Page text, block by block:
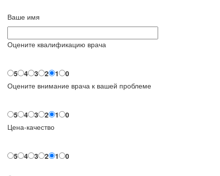
Ваше имя
Оцените квалификацию врача
5 4 3 2 1
0
Оцените внимание врача к вашей проблеме
5 4 3 2 1
0
Цена-качество
5 4 3 2 1 0